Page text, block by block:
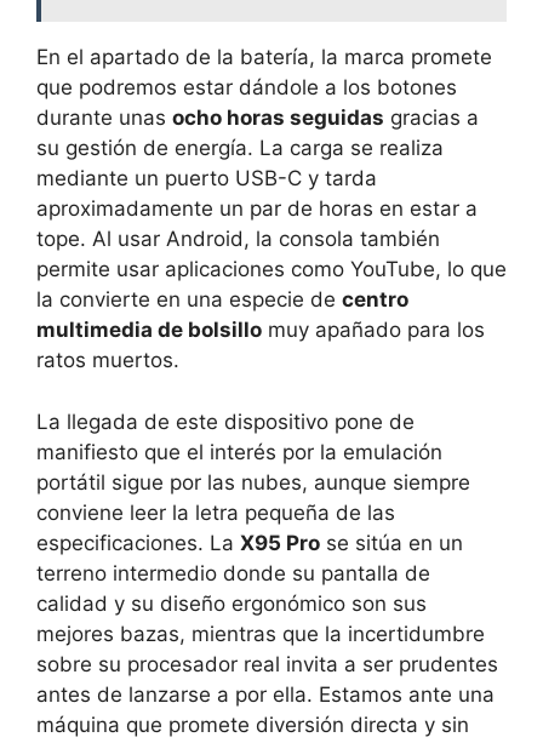
En el apartado de la batería, la marca promete
que podremos estar dándole a los botones
durante unas ocho horas seguidas gracias a
su gestión de energía. La carga se realiza
mediante un puerto USB-C y tarda
aproximadamente un par de horas en estar a
tope. Al usar Android, la consola también
permite usar aplicaciones como YouTube, lo que
la convierte en una especie de centro
multimedia de bolsillo muy apañado para los
ratos muertos.
La llegada de este dispositivo pone de
manifiesto que el interés por la emulación
portátil sigue por las nubes, aunque siempre
conviene leer la letra pequeña de las
especificaciones. La X95 Pro se sitúa en un
terreno intermedio donde su pantalla de
calidad y su diseño ergonómico son sus
mejores bazas, mientras que la incertidumbre
sobre su procesador real invita a ser prudentes
antes de lanzarse a por ella. Estamos ante una
máquina que promete diversión directa y sin